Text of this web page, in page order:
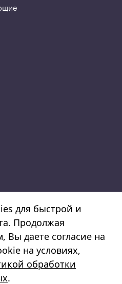
308532130300022, ОКПО
для быстрой и
Продолжая
Вы даете согласие на
на условиях,
обработки
.